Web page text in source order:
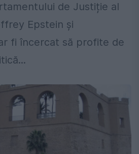
de Justiție al
Epstein și
fi încercat să profite de